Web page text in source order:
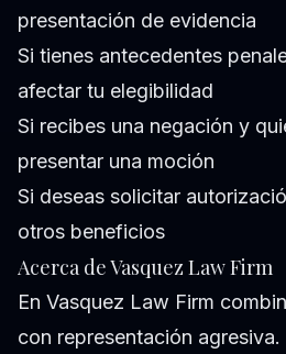
presentación de evidencia
Si tienes antecedentes
afectar tu elegibilidad
Si recibes una negación y
presentar una moción
Si deseas solicitar
otros beneficios
Acerca de Vasquez Law Firm
En Vasquez Law Firm
con representación agresiva.